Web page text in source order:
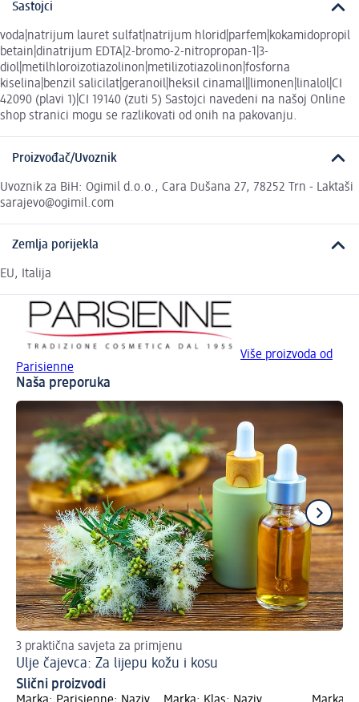
Sastojci
voda|natrijum lauret sulfat|natrijum hlorid|parfem|kokamidopropil
betain|dinatrijum EDTA|2-bromo-2-nitropropan-1|3-
diol|metilhloroizotiazolinon|metilizotiazolinon|fosforna
kiselina|benzil salicilat|geranoil|heksil cinamal||limonen|linalol|CI
42090 (plavi 1)|CI 19140 (zuti 5) Sastojci navedeni na našoj Online
shop stranici mogu se razlikovati od onih na pakovanju.
Proizvođač/Uvoznik
Uvoznik za BiH: Ogimil d.o.o., Cara Dušana 27, 78252 Trn - Laktaši
sarajevo@ogimil.com
Zemlja porijekla
EU, Italija
Više proizvoda od
Parisienne
Naša preporuka
3 praktična savjeta za primjenu
Ulje čajevca: Za lijepu kožu i kosu
Slični proizvodi